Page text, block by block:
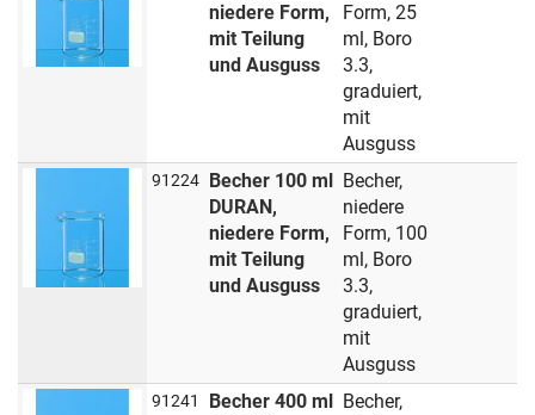
niedere Form,
mit Teilung
und Ausguss
Form, 25
ml, Boro
3.3,
graduiert,
mit
Ausguss
91224
Becher 100 ml
DURAN,
niedere Form,
mit Teilung
und Ausguss
Becher,
niedere
Form, 100
ml, Boro
3.3,
graduiert,
mit
Ausguss
91241
Becher 400 ml
Becher,